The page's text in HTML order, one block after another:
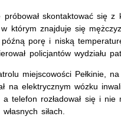
próbował skontaktować się z
w którym znajduje się
porę i niską
policjantów wydziału
miejscowości Pełkinie,
na elektrycznym wózku
telefon rozładował się i
siłach.